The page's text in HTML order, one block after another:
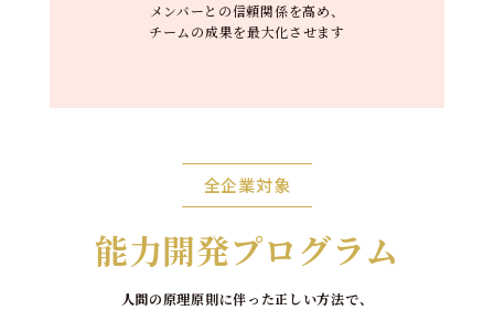
メンバーとの信頼関係を高め、
チームの成果を最大化させます
全企業対象
能力開発プログラム
人間の原理原則に伴った正しい方法で、